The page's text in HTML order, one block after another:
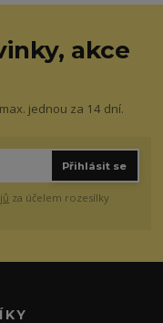
akce
jednou za 14 dní.
Přihlásit se
za účelem rozesílky